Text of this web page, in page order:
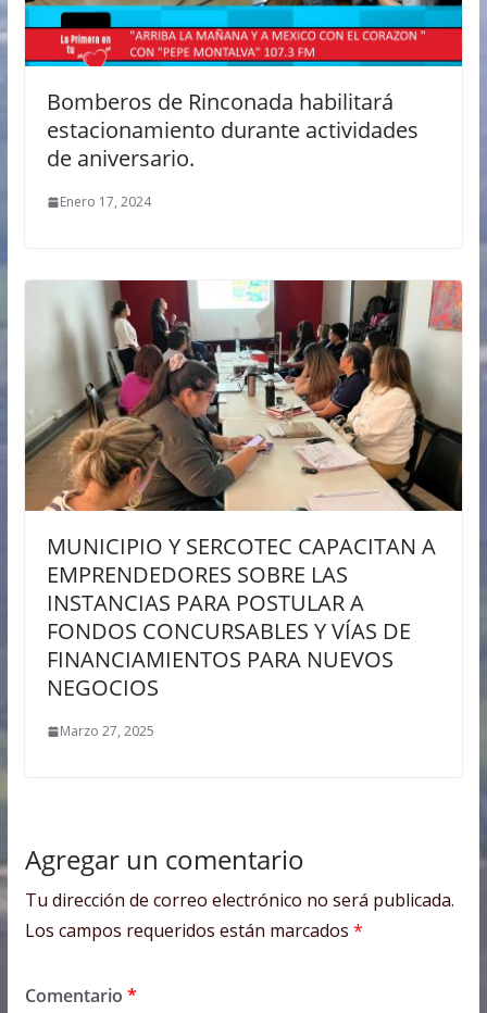
Bomberos de Rinconada habilitará
estacionamiento durante actividades
de aniversario.
Enero 17, 2024
MUNICIPIO Y SERCOTEC CAPACITAN A
EMPRENDEDORES SOBRE LAS
INSTANCIAS PARA POSTULAR A
FONDOS CONCURSABLES Y VÍAS DE
FINANCIAMIENTOS PARA NUEVOS
NEGOCIOS
Marzo 27, 2025
Agregar un comentario
Tu dirección de correo electrónico no será publicada.
Los campos requeridos están marcados *
Comentario *